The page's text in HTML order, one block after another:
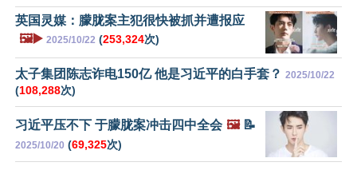
英国灵媒：朦胧案主犯很快被抓并遭报应
🖼️▶️ 2025/10/22 (253,324次)
太子集团陈志诈电150亿 他是习近平的白手套？ 2025/10/22
(108,288次)
习近平压不下 于朦胧案冲击四中全会 🖼️📝
2025/10/20 (69,325次)